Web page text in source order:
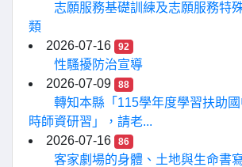
志願服務基礎訓練及志願服務特
類
2026-07-16
92
性騷擾防治宣導
2026-07-09
88
轉知本縣「115學年度學習扶助
時師資研習」，請老...
2026-07-16
86
客家劇場的身體、土地與生命書